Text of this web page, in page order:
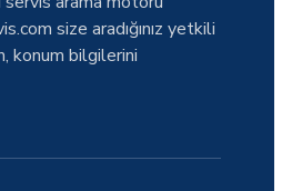
size aradığınız yetkili
konum bilgilerini